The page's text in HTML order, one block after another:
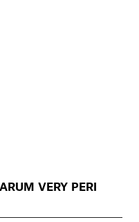
VERY PERI